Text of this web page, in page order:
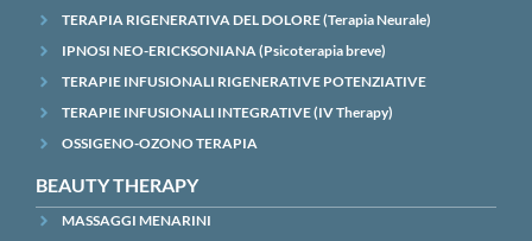
TERAPIA RIGENERATIVA DEL DOLORE (Terapia Neurale)
IPNOSI NEO-ERICKSONIANA (Psicoterapia breve)
TERAPIE INFUSIONALI RIGENERATIVE POTENZIATIVE
TERAPIE INFUSIONALI INTEGRATIVE (IV Therapy)
OSSIGENO-OZONO TERAPIA
BEAUTY THERAPY
MASSAGGI MENARINI